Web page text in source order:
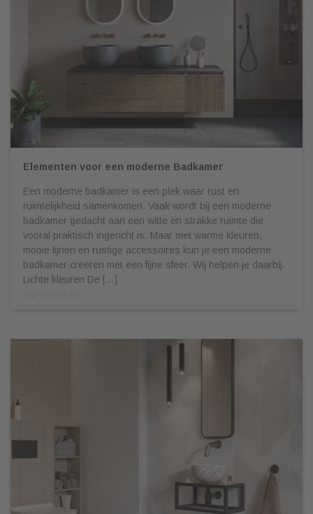
Elementen voor een moderne Badkamer
Een moderne badkamer is een plek waar rust en
ruimtelijkheid samenkomen. Vaak wordt bij een moderne
badkamer gedacht aan een witte en strakke ruimte die
vooral praktisch ingericht is. Maar met warme kleuren,
mooie lijnen en rustige accessoires kun je een moderne
badkamer creëren met een fijne sfeer. Wij helpen je daarbij.
Lichte kleuren De […]